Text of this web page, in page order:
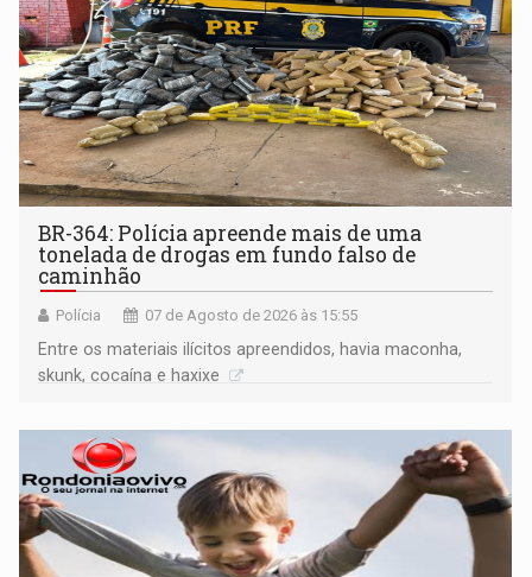
BR-364: Polícia apreende mais de uma
tonelada de drogas em fundo falso de
caminhão
Polícia 07 de Agosto de 2026 às 15:55
Entre os materiais ilícitos apreendidos, havia maconha,
skunk, cocaína e haxixe